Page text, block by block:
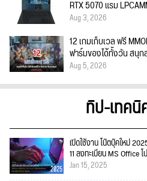
RTX 5070 แรม
Aug 3, 2026
12 เกมเก็บเวล ฟรี
ฟาร์มของได้ทั้งวัน สนุ
Aug 5, 2026
ทิป-เทค
เปิดใช้งาน โน๊ตบุ๊คใหม่
11 ลงทะเบียน MS Office
Jan 15, 2025